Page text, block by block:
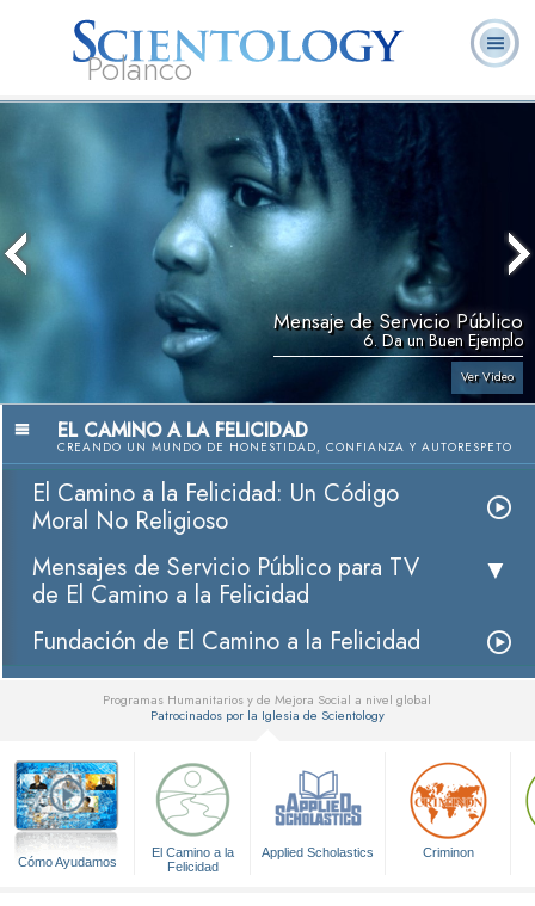
Polanco
¿Qué es
Scientology?
Ministros
Voluntarios
Preguntas
Mensaje de Servicio Público
6. Da un Buen Ejemplo
Ver Video
EL CAMINO A LA FELICIDAD
CREANDO UN MUNDO DE HONESTIDAD, CONFIANZA Y AUTORESPETO
El Camino a la Felicidad: Un Código
Moral No Religioso
Mensajes de Servicio Público para TV
de El Camino a la Felicidad
Fundación de El Camino a la Felicidad
Programas Humanitarios y de Mejora Social a nivel global
Patrocinados por la Iglesia de Scientology
Cómo Ayudamos
El Camino a la
Felicidad
Applied Scholastics Criminon